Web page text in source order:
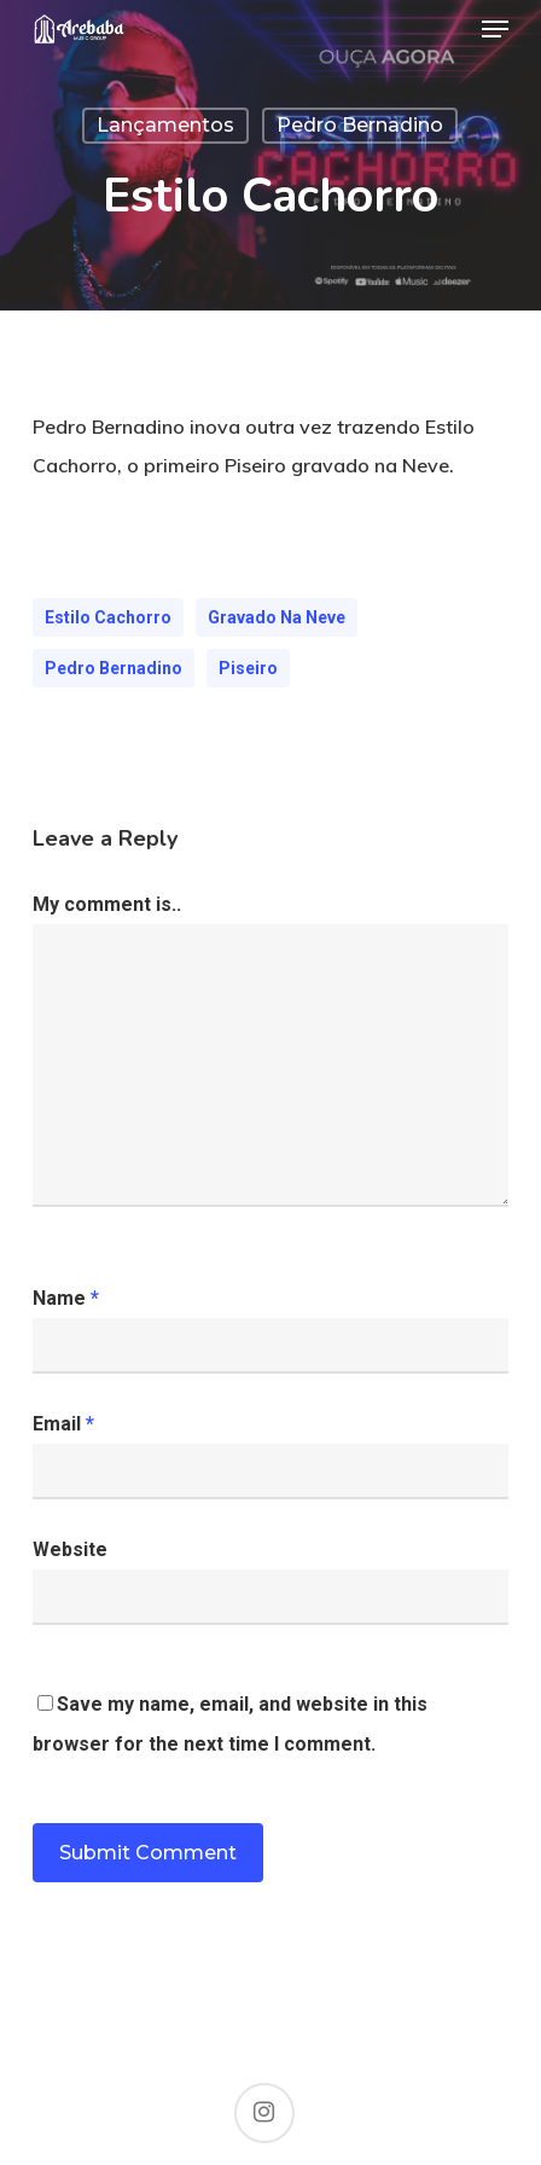
Skip
content
Menu
Lançamentos Pedro Bernadino
Estilo Cachorro
Pedro Bernadino inova outra vez trazendo Estilo
Cachorro, o primeiro Piseiro gravado na Neve.
Estilo Cachorro Gravado Na Neve
Pedro Bernadino Piseiro
Leave a Reply
My comment is..
Name *
Email *
Website
Save my name, email, and website in this
browser for the next time I comment.
instagram
Close
Menu